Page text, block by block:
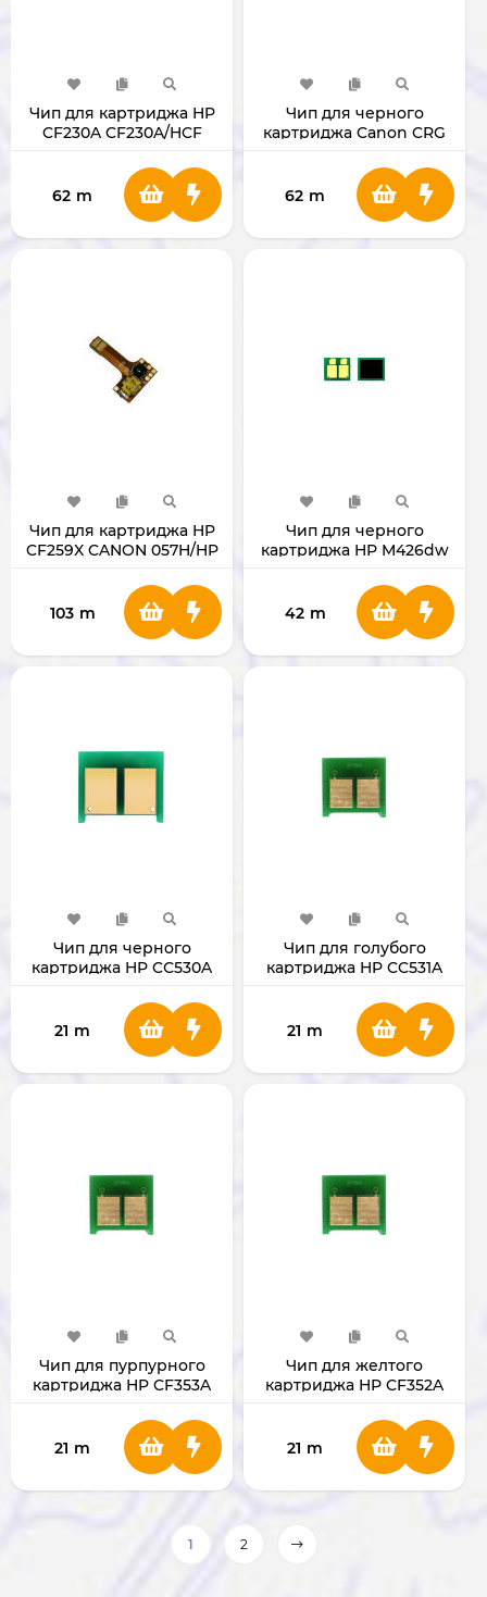
Чип для картриджа HP
CF230A CF230A/HCF
62 m
Чип для черного
картриджа Canon CRG
CRG051H/HP CF230X
62 m
Чип для картриджа HP
CF259X CANON 057H/HP
103 m
Чип для черного
картриджа HP M426dw
CF226X
42 m
Чип для черного
картриджа HP CС530A
21 m
Чип для голубого
картриджа HP CC531A
21 m
Чип для пурпурного
картриджа HP CF353A
21 m
Чип для желтого
картриджа HP CF352A
21 m
1 2